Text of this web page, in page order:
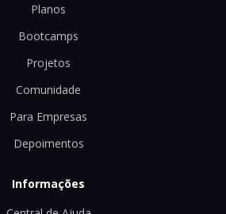
Planos
Bootcamps
Projetos
Comunidade
Para Empresas
Depoimentos
Informações